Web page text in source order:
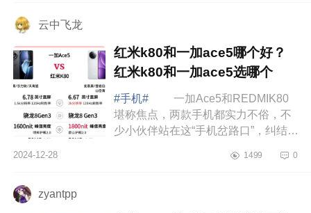
云中飞龙
红米k80和一加ace5哪个好？
红米k80和一加ace5选哪个
#手机#
一加Ace5和REDMIK80
堪称焦点，两款手机都实力不俗，不
少小伙伴站在这“手机岔路口”，纠结得
为大家介绍下红米k80和一加ace5哪
2024-12-28 1499 0
zyantpp